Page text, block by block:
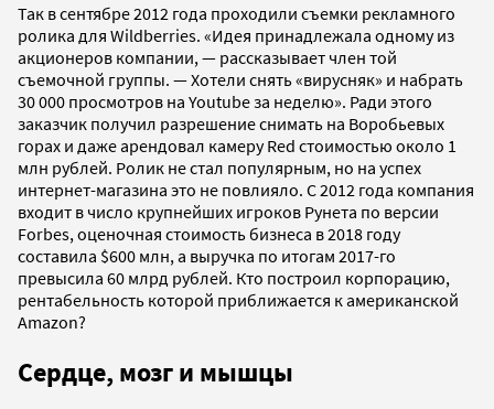
Так в сентябре 2012 года проходили съемки рекламного
ролика для Wildberries. «Идея принадлежала одному из
акционеров компании, — рассказывает член той
съемочной группы. — Хотели снять «вирусняк» и набрать
30 000 просмотров на Youtube за неделю». Ради этого
заказчик получил разрешение снимать на Воробьевых
горах и даже арендовал камеру Red стоимостью около 1
млн рублей. Ролик не стал популярным, но на успех
интернет-магазина это не повлияло. С 2012 года компания
входит в число крупнейших игроков Рунета по версии
Forbes, оценочная стоимость бизнеса в 2018 году
составила $600 млн, а выручка по итогам 2017-го
превысила 60 млрд рублей. Кто построил корпорацию,
рентабельность которой приближается к американской
Amazon?
Сердце, мозг и мышцы